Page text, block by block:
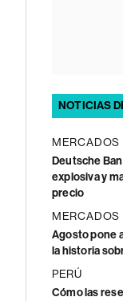
NOTICIAS
MERCADOS
Deutsche
explosiva y
precio
MERCADOS
Agosto pone
la historia
PERÚ
Cómo las